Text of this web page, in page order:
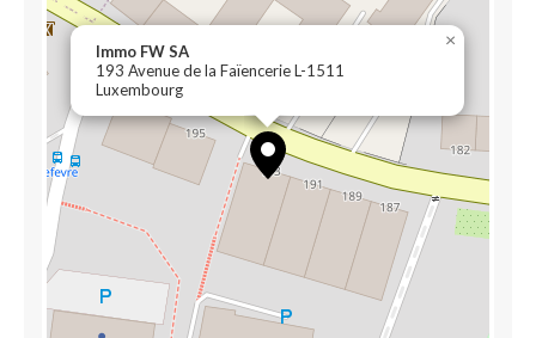
Immo FW SA
193 Avenue de la Faïencerie L-1511
Luxembourg
×